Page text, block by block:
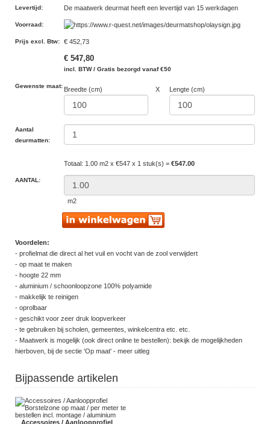
Levertijd : De maatwerk deurmat heeft een levertijd van 15 werkdagen
Voorraad :
Prijs excl. Btw: € 452,73
€ 547,80
incl. BTW / Gratis bezorgd vanaf €50
Gewenste maat: Breedte (cm) X Lengte (cm)
Aantal
deurmatten:
Totaal: 1.00 m2 x €547 x 1 stuk(s) = €547.00
AANTAL:
m2
Voordelen:
- profielmat die direct al het vuil en vocht van de zool verwijdert
- op maat te maken
- hoogte 22 mm
- aluminium / schoonloopzone 100% polyamide
- makkelijk te reinigen
- oprolbaar
- geschikt voor zeer druk loopverkeer
- te gebruiken bij scholen, gemeentes, winkelcentra etc. etc.
- Maatwerk is mogelijk (ook direct online te bestellen): bekijk de mogelijkheden
hierboven, bij de sectie 'Op maat' - meer uitleg
Bijpassende artikelen
Accessoires / Aanloopprofiel